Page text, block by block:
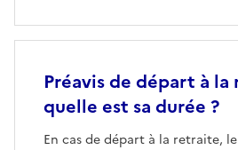
Préavis de départ à
quelle est sa durée ?
En cas de départ à la retraite,